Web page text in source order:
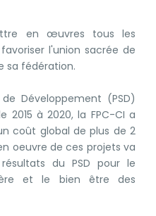
en œuvres tous les
l'union sacrée de
sa fédération.
Développement (PSD)
2015 à 2020, la FPC-CI a
coût global de plus de 2
oeuvre de ces projets va
du PSD pour le
et le bien être des